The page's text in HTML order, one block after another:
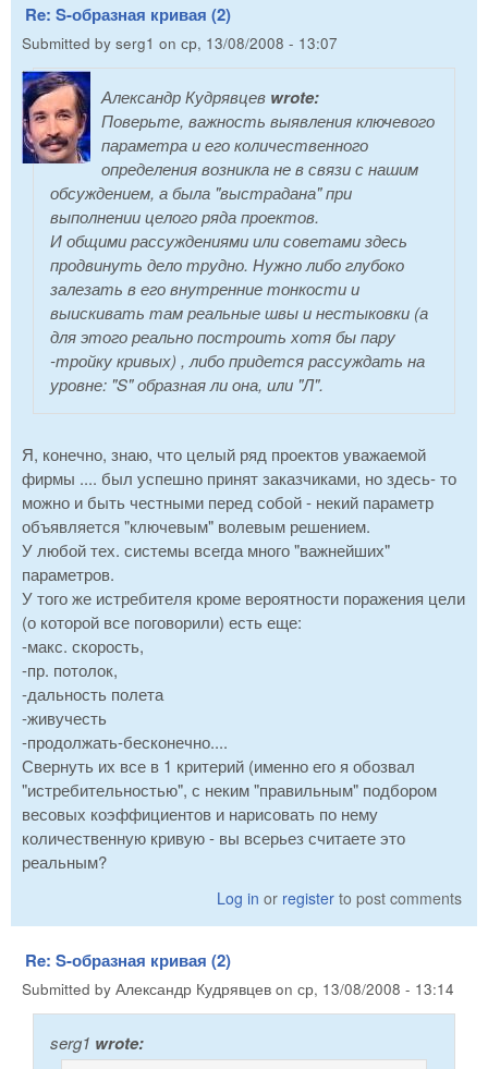
Re: S-образная кривая (2)
Submitted by serg1 on ср, 13/08/2008 - 13:07
Александр Кудрявцев wrote:
Поверьте, важность выявления ключевого
параметра и его количественного
определения возникла не в связи с нашим
обсуждением, а была "выстрадана" при
выполнении целого ряда проектов.
И общими рассуждениями или советами здесь
продвинуть дело трудно. Нужно либо глубоко
залезать в его внутренние тонкости и
выискивать там реальные швы и нестыковки (а
для этого реально построить хотя бы пару
-тройку кривых) , либо придется рассуждать на
уровне: "S" образная ли она, или "Л".
Я, конечно, знаю, что целый ряд проектов уважаемой
фирмы .... был успешно принят заказчиками, но здесь- то
можно и быть честными перед собой - некий параметр
объявляется "ключевым" волевым решением.
У любой тех. системы всегда много "важнейших"
параметров.
У того же истребителя кроме вероятности поражения цели
(о которой все поговорили) есть еще:
-макс. скорость,
-пр. потолок,
-дальность полета
-живучесть
-продолжать-бесконечно....
Свернуть их все в 1 критерий (именно его я обозвал
"истребительностью", с неким "правильным" подбором
весовых коэффициентов и нарисовать по нему
количественную кривую - вы всерьез считаете это
реальным?
Log in or register to post comments
Re: S-образная кривая (2)
Submitted by Александр Кудрявцев on ср, 13/08/2008 - 13:14
serg1 wrote: